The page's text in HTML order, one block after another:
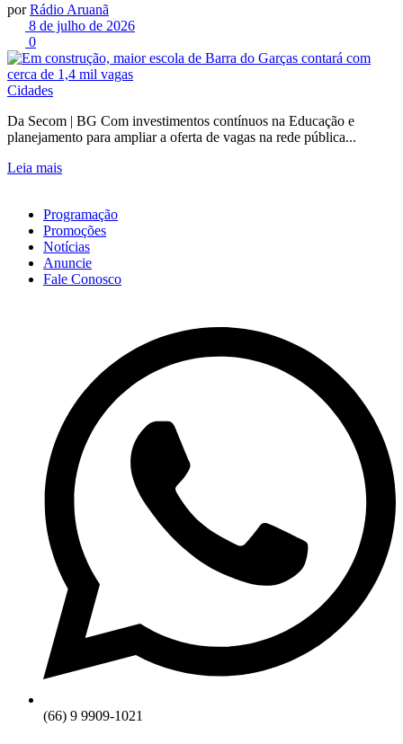
por Rádio Aruanã
8 de julho de 2026
0
Cidades
Da Secom | BG Com investimentos contínuos na Educação e
planejamento para ampliar a oferta de vagas na rede pública...
Leia mais
Programação
Promoções
Notícias
Anuncie
Fale Conosco
(66) 9 9909-1021